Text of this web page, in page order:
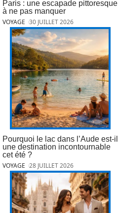
Paris : une escapade pittoresque
à ne pas manquer
VOYAGE 30 JUILLET 2026
Pourquoi le lac dans l’Aude est-il
une destination incontournable
cet été ?
VOYAGE 28 JUILLET 2026